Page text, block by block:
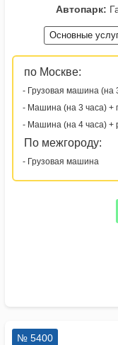
Автопарк:
Основные
по Москве:
- Грузовая машина (на
- Машина (на 3 часа) +
- Машина (на 4 часа) +
По межгороду:
- Грузовая машина
№ 5400